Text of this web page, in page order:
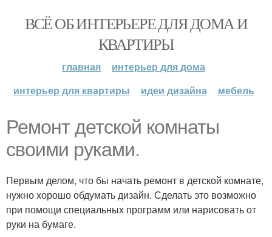
ВСЁ ОБ ИНТЕРЬЕРЕ ДЛЯ ДОМА И
КВАРТИРЫ
главная
интерьер для дома
интерьер для квартиры
идеи дизайна мебель
Ремонт детской комнаты
своими руками.
Первым делом, что бы начать ремонт в детской комнате,
нужно хорошо обдумать дизайн. Сделать это возможно
при помощи специальных программ или нарисовать от
руки на бумаге.